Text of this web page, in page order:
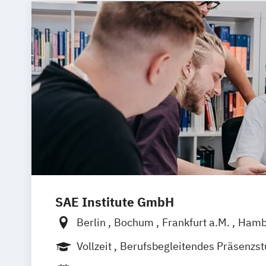
SAE Institute GmbH
Berlin Bochum Frankfurt a.M.
Leipzig
München Stuttgart Hannover
Vollzeit
Berufsbegleitendes